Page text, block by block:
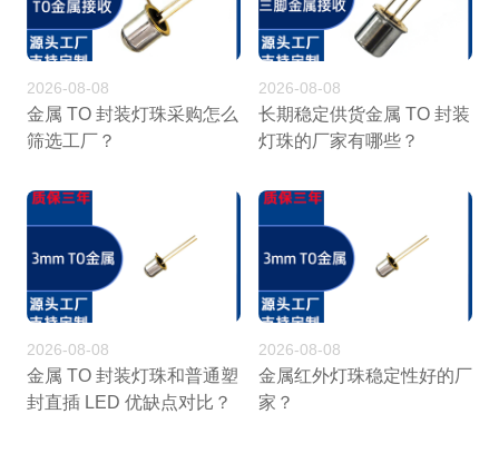
2026-08-08
金属 TO 封装灯珠采购怎么
筛选工厂？
2026-08-08
长期稳定供货金属 TO 封装
灯珠的厂家有哪些？
2026-08-08
金属 TO 封装灯珠和普通塑
封直插 LED 优缺点对比？
2026-08-08
金属红外灯珠稳定性好的厂
家？